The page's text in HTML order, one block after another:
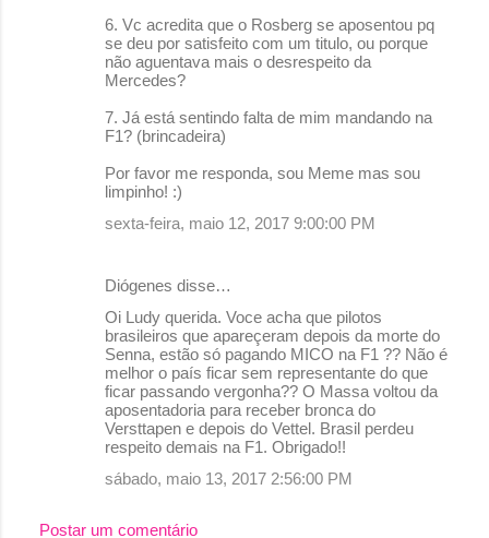
6. Vc acredita que o Rosberg se aposentou pq
se deu por satisfeito com um titulo, ou porque
não aguentava mais o desrespeito da
Mercedes?
7. Já está sentindo falta de mim mandando na
F1? (brincadeira)
Por favor me responda, sou Meme mas sou
limpinho! :)
sexta-feira, maio 12, 2017 9:00:00 PM
Diógenes disse…
Oi Ludy querida. Voce acha que pilotos
brasileiros que apareçeram depois da morte do
Senna, estão só pagando MICO na F1 ?? Não é
melhor o país ficar sem representante do que
ficar passando vergonha?? O Massa voltou da
aposentadoria para receber bronca do
Versttapen e depois do Vettel. Brasil perdeu
respeito demais na F1. Obrigado!!
sábado, maio 13, 2017 2:56:00 PM
Postar um comentário